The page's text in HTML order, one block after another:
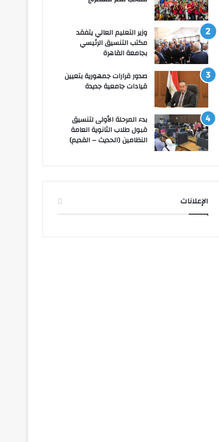
وزير التعليم العالي يتفقد
مكتب التنسيق الرئيسي
بجامعة القاهرة
صدور قرارات جمهورية بتعيين
قيادات جامعية جديدة
بدء المرحلة الأولى لتنسيق
قبول طلاب الثانوية العامة
النظامين (الحديث – القديم)
الإعلانات